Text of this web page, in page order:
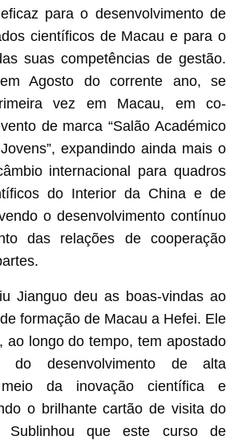
para o desenvolvimento de
científicos de Macau e para o
suas competências de gestão.
Agosto do corrente ano, se
vez em Macau, em co-
de marca “Salão Académico
expandindo ainda mais o
internacional para quadros
do Interior da China e de
o desenvolvimento contínuo
das relações de cooperação
Jianguo deu as boas-vindas ao
formação de Macau a Hefei. Ele
ao longo do tempo, tem apostado
do desenvolvimento de alta
da inovação científica e
o brilhante cartão de visita do
Sublinhou que este curso de